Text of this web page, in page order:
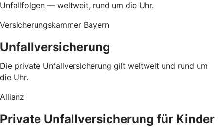
Unfallfolgen — weltweit, rund um die Uhr.
Versicherungskammer Bayern
Unfallversicherung
Die private Unfallversicherung gilt weltweit und rund um
die Uhr.
Allianz
Private Unfallversicherung für Kinder